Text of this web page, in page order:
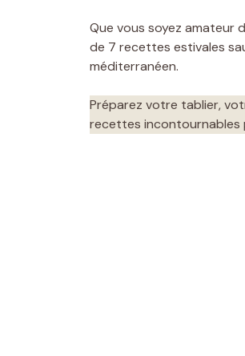
Que vous soyez amateur
de 7 recettes estivales
méditerranéen.
Préparez votre tablier,
recettes incontournables